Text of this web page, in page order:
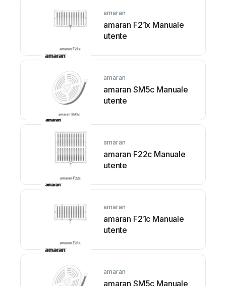
amaran
amaran F21x Manuale
utente
amaran
amaran SM5c Manuale
utente
amaran
amaran F22c Manuale
utente
amaran
amaran F21c Manuale
utente
amaran
amaran SM5c Manuale